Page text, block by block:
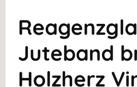
Juteband
Holzherz